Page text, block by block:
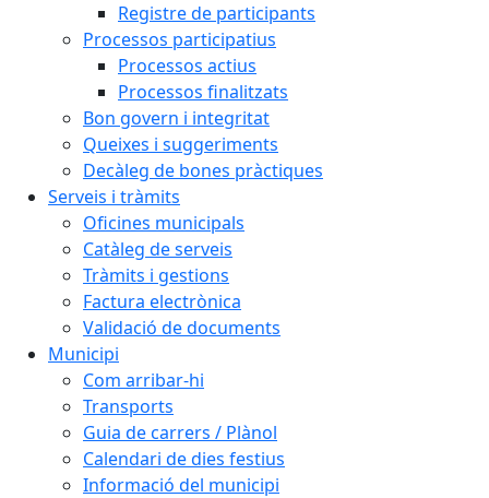
Registre de participants
Processos participatius
Processos actius
Processos finalitzats
Bon govern i integritat
Queixes i suggeriments
Decàleg de bones pràctiques
Serveis i tràmits
Oficines municipals
Catàleg de serveis
Tràmits i gestions
Factura electrònica
Validació de documents
Municipi
Com arribar-hi
Transports
Guia de carrers / Plànol
Calendari de dies festius
Informació del municipi